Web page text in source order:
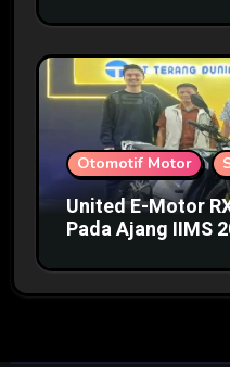
Otomotif Motor
United E-Motor
Pada Ajang IIMS